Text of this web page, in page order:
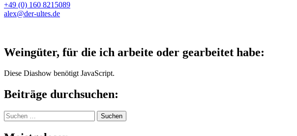
+49 (0) 160 8215089
alex@der-ultes.de
Weingüter, für die ich arbeite oder gearbeitet habe:
Diese Diashow benötigt JavaScript.
Beiträge durchsuchen:
Suchen
nach: